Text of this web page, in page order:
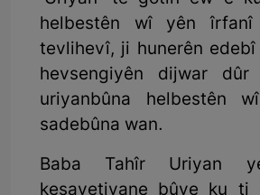
helbestên wî yên
tevlihevî, ji hunerên
hevsengiyên dijwar
uriyanbûna helbestên
sadebûna wan.
Baba Tahîr Uriyan